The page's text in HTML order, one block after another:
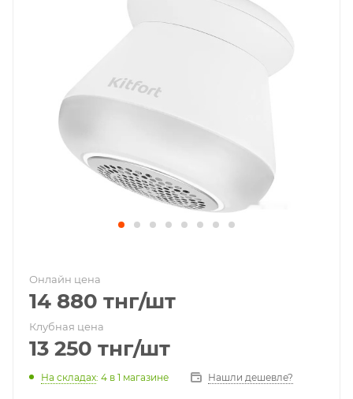
Онлайн цена
14 880 тнг/шт
Клубная цена
13 250 тнг/шт
На складах: 4 в 1 магазине Нашли дешевле?